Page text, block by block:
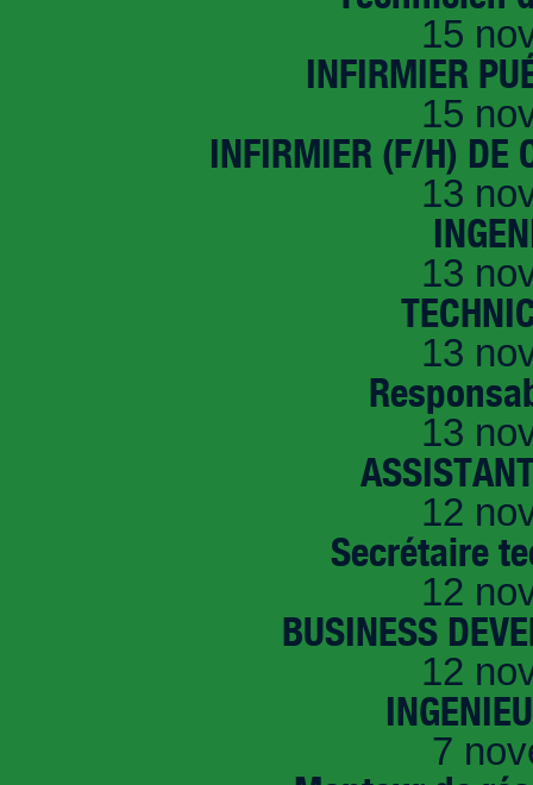
15
INFIRMIER
15
INFIRMIER (F/H) DE
13
13
13
13
12
Secrétaire
12
BUSINESS
12
7